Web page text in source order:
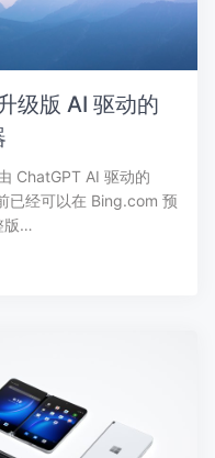
级版 AI 驱动的
ChatGPT AI 驱动的
已经可以在 Bing.com 预
版…